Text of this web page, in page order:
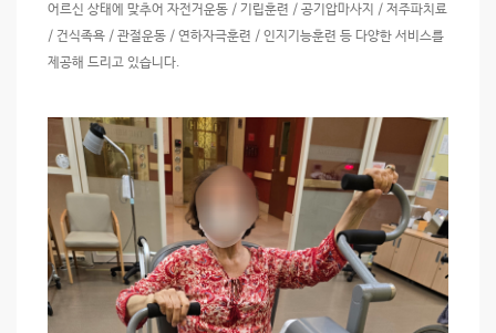
어르신 상태에 맞추어 자전거운동 / 기립훈련 / 공기압마사지 / 저주파치료
/ 건식족욕 / 관절운동 / 연하자극훈련 / 인지기능훈련 등 다양한 서비스를
제공해 드리고 있습니다.